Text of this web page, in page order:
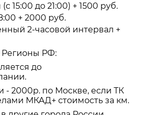
15:00 до 21:00) + 1500 руб.
+ 2000 руб.
2-часовой интервал +
Регионы РФ:
до
- 2000р. по Москве, если ТК
МКАД+ стоимость за км.